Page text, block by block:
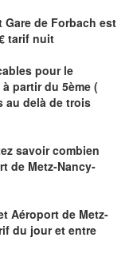
de Forbach est
tarif nuit
pour le
partir du 5ème (
au delà de trois
savoircombien
de Metz-Nancy-
Aéroport de Metz-
du jour et entre